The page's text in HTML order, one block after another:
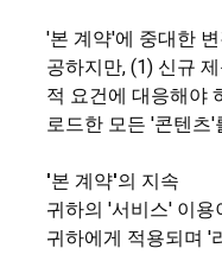
'본 계약'에 중대한
공하지만, (1) 신규
적 요건에 대응해야
로드한 모든 '콘텐츠
'본 계약'의 지속
귀하의 '서비스' 이
귀하에게 적용되며 '